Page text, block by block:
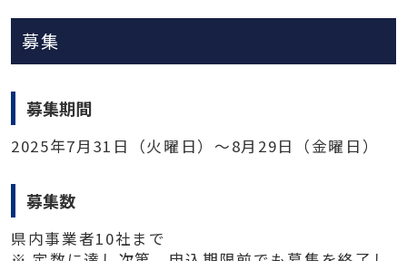
募集
募集期間
2025年7月31日（火曜日）～8月29日（金曜日）
募集数
県内事業者10社まで